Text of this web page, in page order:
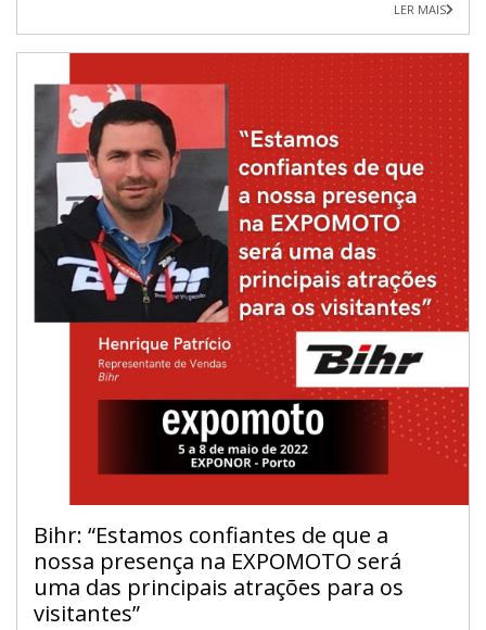
LER MAIS
Bihr: “Estamos confiantes de que a
nossa presença na EXPOMOTO será
uma das principais atrações para os
visitantes”